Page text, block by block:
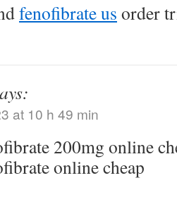
fenofibrate us order
at 10 h 49 min
200mg online
online cheap